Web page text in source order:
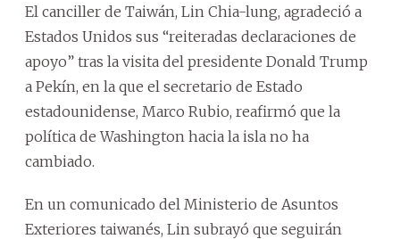
El canciller de Taiwán, Lin Chia-lung, agradeció a
Estados Unidos sus “reiteradas declaraciones de
apoyo” tras la visita del presidente Donald Trump
a Pekín, en la que el secretario de Estado
estadounidense, Marco Rubio, reafirmó que la
política de Washington hacia la isla no ha
cambiado.
En un comunicado del Ministerio de Asuntos
Exteriores taiwanés, Lin subrayó que seguirán